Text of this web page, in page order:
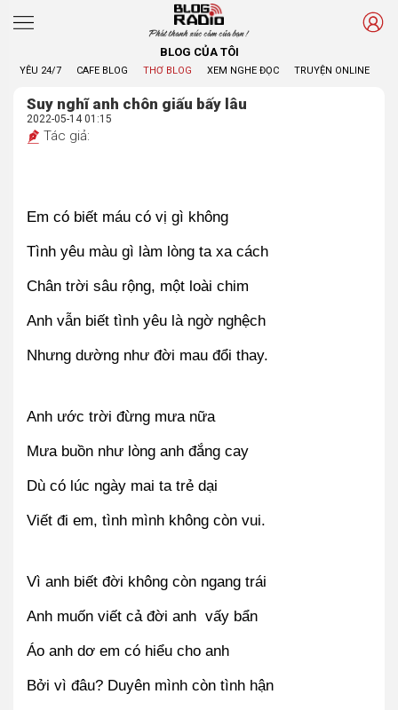
Phát thanh xúc cảm của bạn !
BLOG CỦA TÔI
YÊU 24/7 CAFE BLOG THƠ BLOG XEM NGHE ĐỌC TRUYỆN ONLINE
Suy nghĩ anh chôn giấu bấy lâu
2022-05-14 01:15
Tác giả:
Em có biết máu có vị gì không
Tình yêu màu gì làm lòng ta xa cách
Chân trời sâu rộng, một loài chim
Anh vẫn biết tình yêu là ngờ nghệch
Nhưng dường như đời mau đổi thay.
Anh ước trời đừng mưa nữa
Mưa buồn như lòng anh đắng cay
Dù có lúc ngày mai ta trẻ dại
Viết đi em, tình mình không còn vui.
Vì anh biết đời không còn ngang trái
Anh muốn viết cả đời anh  vấy bẩn
Áo anh dơ em có hiểu cho anh
Bởi vì đâu? Duyên mình còn tình hận